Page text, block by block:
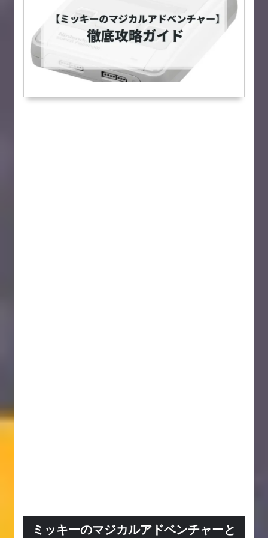
ミッキーのマジカルアドベンチャーと